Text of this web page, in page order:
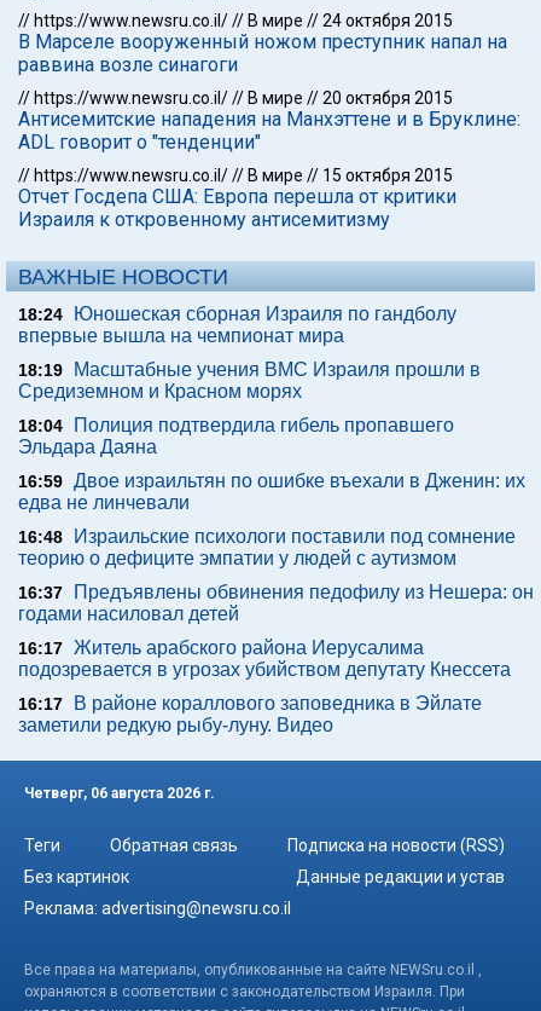
// https://www.newsru.co.il/// В мире //24 октября 2015
В Марселе вооруженный ножом преступник напал на
раввина возле синагоги
// https://www.newsru.co.il/// В мире //20 октября 2015
Антисемитские нападения на Манхэттене и в Бруклине:
ADL говорит о "тенденции"
// https://www.newsru.co.il/// В мире // 15 октября 2015
Отчет Госдепа США: Европа перешла от критики
Израиля к откровенному антисемитизму
ВАЖНЫЕ НОВОСТИ
18:24
Юношеская сборная Израиля по гандболу
впервые вышла на чемпионат мира
18:19
Масштабные учения ВМС Израиля прошли в
Средиземном и Красном морях
18:04
Полиция подтвердила гибель пропавшего
Эльдара Даяна
16:59 Двое израильтян по ошибке въехали в Дженин: их
едва не линчевали
16:48
Израильские психологи поставили под сомнение
теорию о дефиците эмпатии у людей с аутизмом
16:37
Предъявлены обвинения педофилу из Нешера: он
годами насиловал детей
16:17 Житель арабского района Иерусалима
подозревается в угрозах убийством депутату Кнессета
16:17
В районе кораллового заповедника в Эйлате
заметили редкую рыбу-луну. Видео
Четверг, 06 августа 2026 г.
Теги Обратная связь
Подписка на новости (RSS)
Без картинок
Данные редакции и устав
Реклама: advertising@newsru.co.il
Все права на материалы, опубликованные на сайте NEWSru.co.il ,
охраняются в соответствии с законодательством Израиля. При